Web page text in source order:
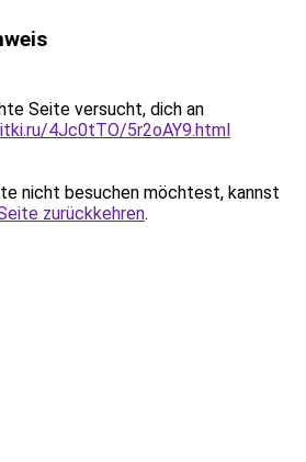
Seite versucht, dich an
4Jc0tTO/5r2oAY9.html
nicht besuchen möchtest, kannst
zurückkehren.